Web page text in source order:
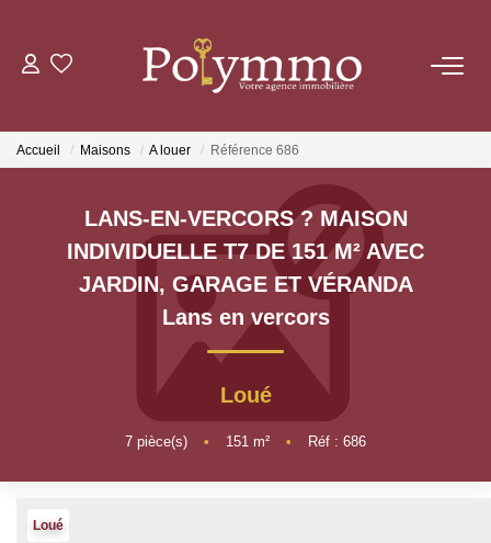
ESTIMER
NOS AGENCES
Accueil Maisons A louer Référence 686
LANS-EN-VERCORS ? MAISON
INDIVIDUELLE T7 DE 151 M² AVEC
JARDIN, GARAGE ET VÉRANDA
Lans en vercors
Loué
7 pièce(s) • 151 m² • Réf : 686
Loué